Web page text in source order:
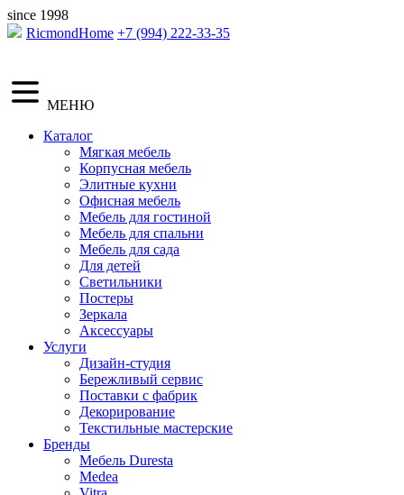
since 1998
RicmondHome +7 (994) 222-33-35
МЕНЮ
Каталог
Мягкая мебель
Корпусная мебель
Элитные кухни
Офисная мебель
Мебель для гостиной
Мебель для спальни
Мебель для сада
Для детей
Светильники
Постеры
Зеркала
Аксессуары
Услуги
Дизайн-студия
Бережливый сервис
Поставки с фабрик
Декорирование
Текстильные мастерские
Бренды
Мебель Duresta
Medea